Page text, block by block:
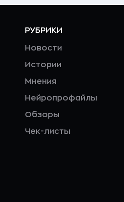
РУБРИКИ
Новости
Истории
Мнения
Нейропрофайлы
Обзоры
Чек-листы